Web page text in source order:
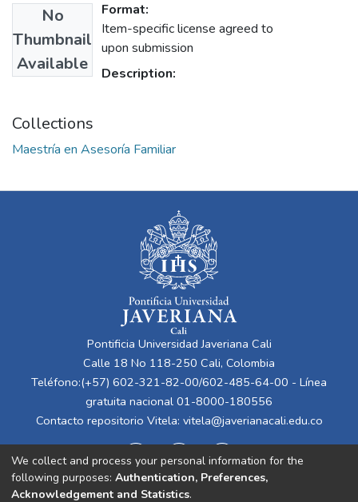
No
Thumbnail
Available
Format:
Item-specific license agreed to
upon submission
Description:
Collections
Maestría en Asesoría Familiar
Pontificia Universidad Javeriana Cali
Calle 18 No 118-250 Cali, Colombia
Teléfono:(+57) 602-321-82-00/602-485-64-00 - Línea
gratuita nacional 01-8000-180556
Contacto repositorio Vitela: vitela@javerianacali.edu.co
We collect and process your personal information for the
following purposes: Authentication, Preferences,
Acknowledgement and Statistics.